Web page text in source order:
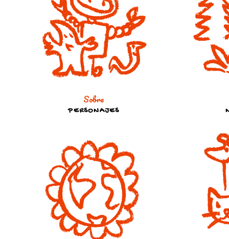
Sobre
PERSONAJES